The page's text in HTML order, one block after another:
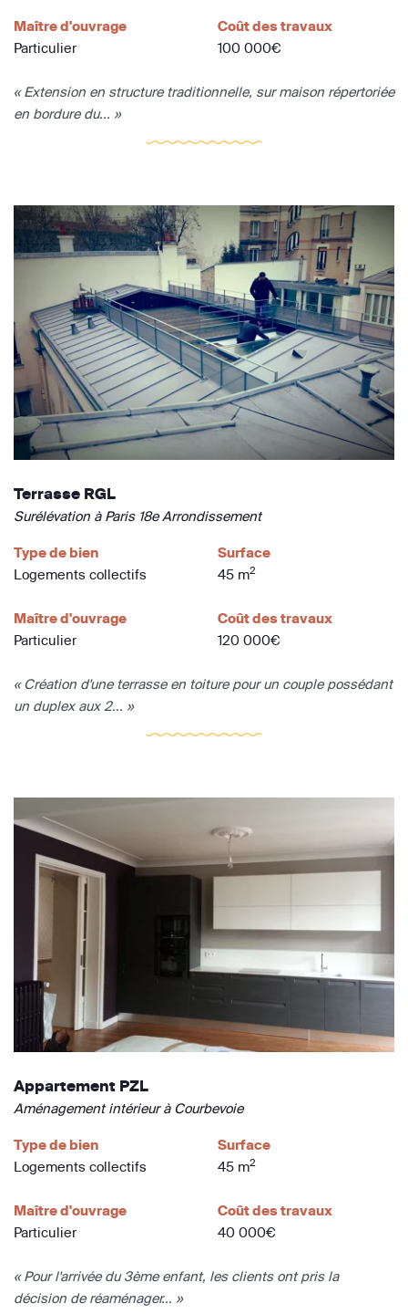
Maître d'ouvrage
Particulier
Coût des travaux
100 000€
« Extension en structure traditionnelle, sur maison répertoriée
en bordure du... »
Terrasse RGL
Surélévation à Paris 18e Arrondissement
Type de bien
Logements collectifs
Surface
45 m2
Maître d'ouvrage
Particulier
Coût des travaux
120 000€
« Création d'une terrasse en toiture pour un couple possédant
un duplex aux 2... »
Appartement PZL
Aménagement intérieur à Courbevoie
Type de bien
Logements collectifs
Surface
45 m2
Maître d'ouvrage
Particulier
Coût des travaux
40 000€
« Pour l'arrivée du 3ème enfant, les clients ont pris la
décision de réaménager... »